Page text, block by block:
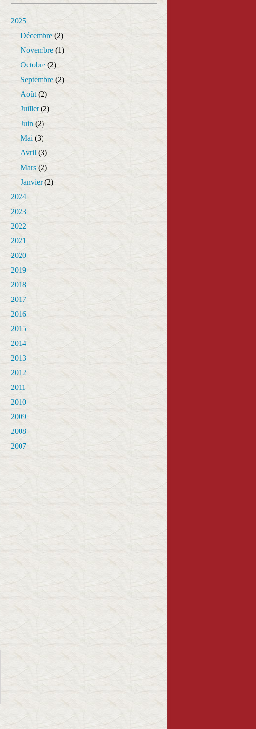
2025
Décembre (2)
Novembre (1)
Octobre (2)
Septembre (2)
Août (2)
Juillet (2)
Juin (2)
Mai (3)
Avril (3)
Mars (2)
Janvier(2)
2024
2023
2022
2021
2020
2019
2018
2017
2016
2015
2014
2013
2012
2011
2010
2009
2008
2007